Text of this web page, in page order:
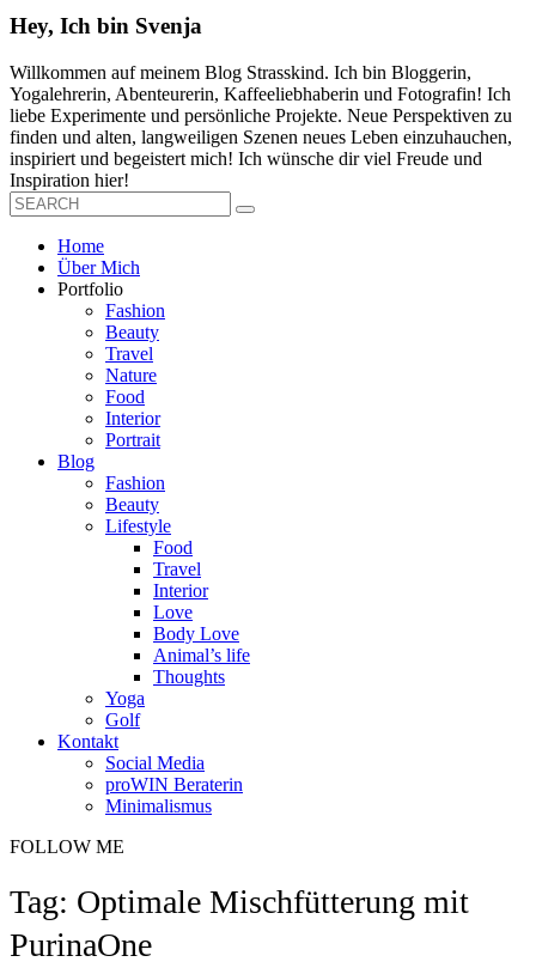
Hey, Ich bin Svenja
Willkommen auf meinem Blog Strasskind. Ich bin Bloggerin,
Yogalehrerin, Abenteurerin, Kaffeeliebhaberin und Fotografin! Ich
liebe Experimente und persönliche Projekte. Neue Perspektiven zu
finden und alten, langweiligen Szenen neues Leben einzuhauchen,
inspiriert und begeistert mich! Ich wünsche dir viel Freude und
Inspiration hier!
Home
Über Mich
Portfolio
Fashion
Beauty
Travel
Nature
Food
Interior
Portrait
Blog
Fashion
Beauty
Lifestyle
Food
Travel
Interior
Love
Body Love
Animal’s life
Thoughts
Yoga
Golf
Kontakt
Social Media
proWIN Beraterin
Minimalismus
FOLLOW ME
Tag: Optimale Mischfütterung mit
PurinaOne